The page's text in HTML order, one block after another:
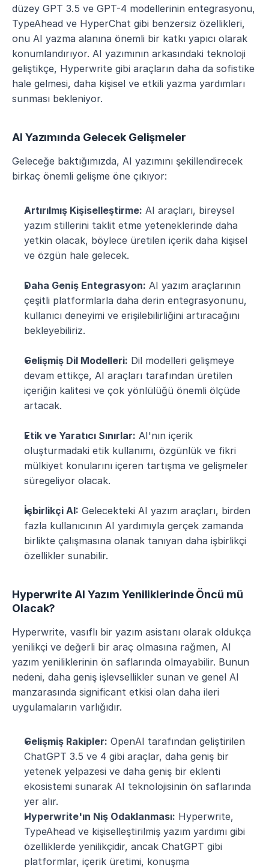
düzey GPT 3.5 ve GPT-4 modellerinin entegrasyonu,
TypeAhead ve HyperChat gibi benzersiz özellikleri,
onu AI yazma alanına önemli bir katkı yapıcı olarak
konumlandırıyor. AI yazımının arkasındaki teknoloji
geliştikçe, Hyperwrite gibi araçların daha da sofistike
hale gelmesi, daha kişisel ve etkili yazma yardımları
sunması bekleniyor.
AI Yazımında Gelecek Gelişmeler
Geleceğe baktığımızda, AI yazımını şekillendirecek
birkaç önemli gelişme öne çıkıyor:
Artırılmış Kişiselleştirme: AI araçları, bireysel
yazım stillerini taklit etme yeteneklerinde daha
yetkin olacak, böylece üretilen içerik daha kişisel
ve özgün hale gelecek.
Daha Geniş Entegrasyon: AI yazım araçlarının
çeşitli platformlarla daha derin entegrasyonunu,
kullanıcı deneyimi ve erişilebilirliğini artıracağını
bekleyebiliriz.
Gelişmiş Dil Modelleri: Dil modelleri gelişmeye
devam ettikçe, AI araçları tarafından üretilen
içeriğin kalitesi ve çok yönlülüğü önemli ölçüde
artacak.
Etik ve Yaratıcı Sınırlar: AI'nın içerik
oluşturmadaki etik kullanımı, özgünlük ve fikri
mülkiyet konularını içeren tartışma ve gelişmeler
süregeliyor olacak.
İşbirlikçi AI: Gelecekteki AI yazım araçları, birden
fazla kullanıcının AI yardımıyla gerçek zamanda
birlikte çalışmasına olanak tanıyan daha işbirlikçi
özellikler sunabilir.
Hyperwrite AI Yazım Yeniliklerinde Öncü mü
Olacak?
Hyperwrite, vasıflı bir yazım asistanı olarak oldukça
yenilikçi ve değerli bir araç olmasına rağmen, AI
yazım yeniliklerinin ön saflarında olmayabilir. Bunun
nedeni, daha geniş işlevsellikler sunan ve genel AI
manzarasında significant etkisi olan daha ileri
uygulamaların varlığıdır.
Gelişmiş Rakipler: OpenAI tarafından geliştirilen
ChatGPT 3.5 ve 4 gibi araçlar, daha geniş bir
yetenek yelpazesi ve daha geniş bir eklenti
ekosistemi sunarak AI teknolojisinin ön saflarında
yer alır.
Hyperwrite'ın Niş Odaklanması: Hyperwrite,
TypeAhead ve kişiselleştirilmiş yazım yardımı gibi
özelliklerde yenilikçidir, ancak ChatGPT gibi
platformlar, içerik üretimi, konuşma